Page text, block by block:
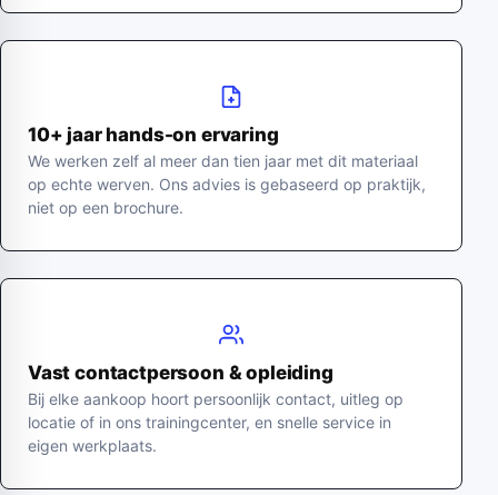
10+ jaar hands-on ervaring
We werken zelf al meer dan tien jaar met dit materiaal
op echte werven. Ons advies is gebaseerd op praktijk,
niet op een brochure.
Vast contactpersoon & opleiding
Bij elke aankoop hoort persoonlijk contact, uitleg op
locatie of in ons trainingcenter, en snelle service in
eigen werkplaats.